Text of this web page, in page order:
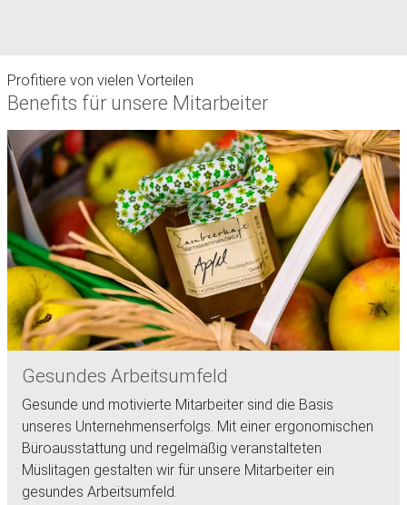
Profitiere von vielen Vorteilen
Benefits für unsere Mitarbeiter
Gesundes Arbeitsumfeld
Gesunde und motivierte Mitarbeiter sind die Basis
unseres Unternehmenserfolgs. Mit einer ergonomischen
Büroausstattung und regelmäßig veranstalteten
Müslitagen gestalten wir für unsere Mitarbeiter ein
gesundes Arbeitsumfeld.